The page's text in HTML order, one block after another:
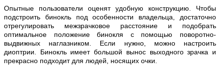
Опытные пользователи оценят удобную конструкцию. Чтобы
подстроить бинокль под особенности владельца, достаточно
отрегулировать межзрачковое расстояние и подобрать
оптимальное положение бинокля с помощью поворотно-
выдвижных наглазником. Если нужно, можно настроить
диоптрии. Бинокль имеет большой вынос выходного зрачка и
прекрасно подходит для людей, носящих очки.